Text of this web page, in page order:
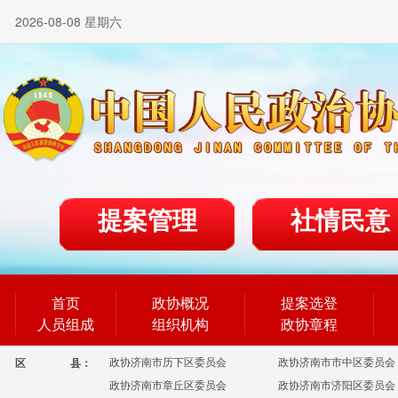
2026-08-08 星期六
提案管理 社情民意
首页
人员组成
政协概况
组织机构
提案选登
政协章程
区 县： 政协济南市历下区委员会
政协济南市市中区委员会
政协济南市章丘区委员会
政协济南市济阳区委员会